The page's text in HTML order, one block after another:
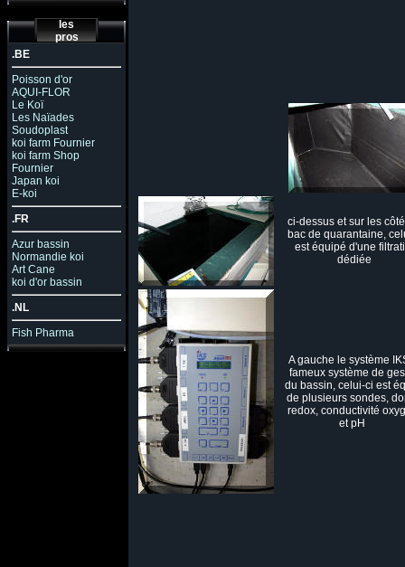
les
pros
.BE
Poisson d'or
AQUI-FLOR
Le Koï
Les Naïades
Soudoplast
koi farm Fournier
koi farm Shop
Fournier
Japan koi
E-koi
.FR
Azur bassin
Normandie koi
Art Cane
koi d'or bassin
.NL
Fish Pharma
ci-dessus et sur les
bac de quarantaine,
est équipé d'une
dédiée
A gauche le système
fameux système de
du bassin, celui-ci est
de plusieurs sondes,
redox, conductivité
et pH